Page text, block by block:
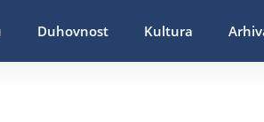
Duhovnost Kultura